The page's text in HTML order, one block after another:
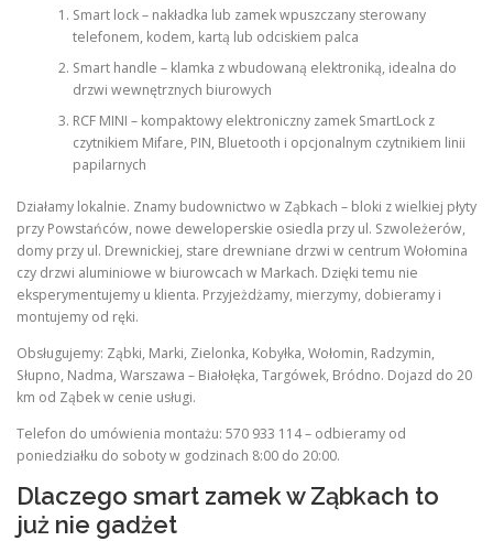
Smart lock – nakładka lub zamek wpuszczany sterowany
telefonem, kodem, kartą lub odciskiem palca
Smart handle – klamka z wbudowaną elektroniką, idealna do
drzwi wewnętrznych biurowych
RCF MINI – kompaktowy elektroniczny zamek SmartLock z
czytnikiem Mifare, PIN, Bluetooth i opcjonalnym czytnikiem linii
papilarnych
Działamy lokalnie. Znamy budownictwo w Ząbkach – bloki z wielkiej płyty
przy Powstańców, nowe deweloperskie osiedla przy ul. Szwoleżerów,
domy przy ul. Drewnickiej, stare drewniane drzwi w centrum Wołomina
czy drzwi aluminiowe w biurowcach w Markach. Dzięki temu nie
eksperymentujemy u klienta. Przyjeżdżamy, mierzymy, dobieramy i
montujemy od ręki.
Obsługujemy: Ząbki, Marki, Zielonka, Kobyłka, Wołomin, Radzymin,
Słupno, Nadma, Warszawa – Białołęka, Targówek, Bródno. Dojazd do 20
km od Ząbek w cenie usługi.
Telefon do umówienia montażu: 570 933 114 – odbieramy od
poniedziałku do soboty w godzinach 8:00 do 20:00.
Dlaczego smart zamek w Ząbkach to
już nie gadżet